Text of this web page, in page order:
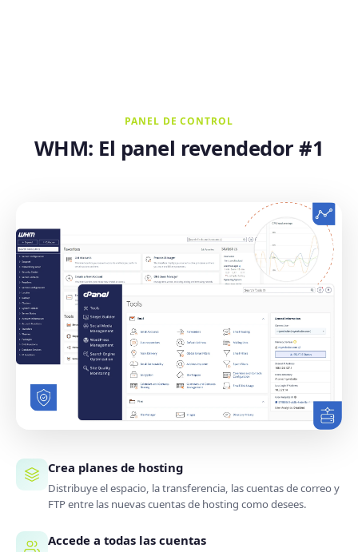
PANEL DE CONTROL
WHM: El panel revendedor #1
Crea planes de hosting
Distribuye el espacio, la transferencia, las cuentas de correo y
FTP entre las nuevas cuentas de hosting como desees.
Accede a todas las cuentas